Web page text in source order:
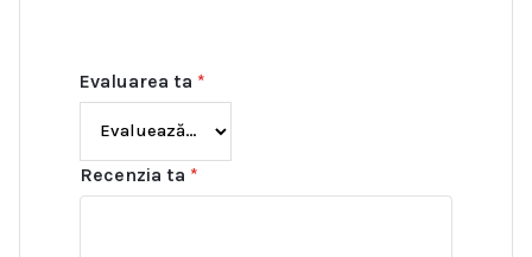
Evaluarea ta *
Recenzia ta *